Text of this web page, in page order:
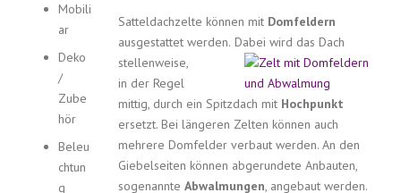
Mobili
ar
Deko
/
Zube
hör
Beleu
chtun
g
Satteldachzelte können mit Domfeldern
ausgestattet werden. Dabei wird das Dach
stellenweise,
in der Regel
mittig, durch ein Spitzdach mit Hochpunkt
ersetzt. Bei längeren Zelten können auch
mehrere Domfelder verbaut werden. An den
Giebelseiten können abgerundete Anbauten,
sogenannte Abwalmungen, angebaut werden.